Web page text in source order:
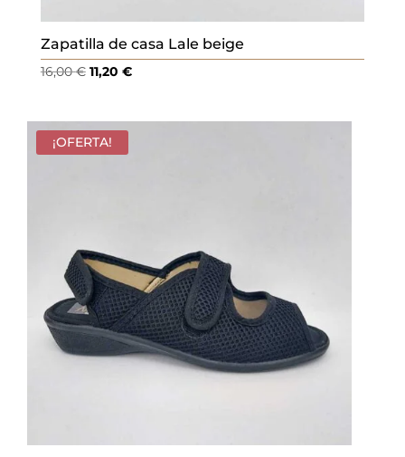
Zapatilla de casa Lale beige
16,00€ El
original
era:
11,20 €El
actual
¡OFERTA!